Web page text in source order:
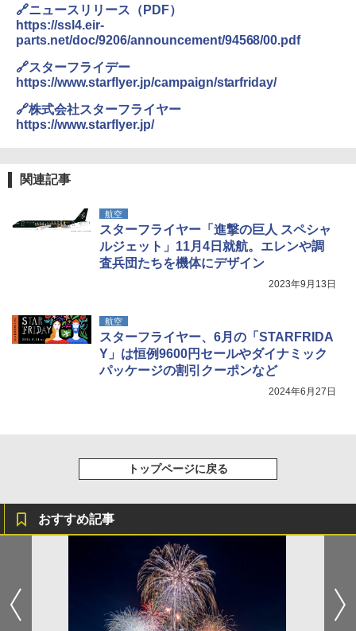
A26 地球の歩き方 チェコ ポーランド スロヴ
ァキア 2026～2027 地球の歩き方A ヨーロッ
パ
￥2,277
ENDLESS BASE 《めざましテレビで紹介》
テント ワンタッチ RENEW 幅200 2-3人用 43
500002(89232)
￥5,999
[キャンパーズコレクション 山善] 傘みたいに
広げるだけ パッとサッとテント ブラックコ
[キャンパーズコレクション 山善] 傘みたいに
広げるだけ パッとサッとテント キューブワ
イド ブラックコーティング フルクローズ メ
ッシュ 4人用 簡単設置 ポップアップテント P
￥-
GRANDOOR ステンレス保冷剤 2個セット 2
026リニューアル 急速冷凍 空間倍増 衛生的
￥2,980
￥1,180
電動エアーポンプ SUP用 20PSI 電動ポンプ
ゴムボート 空気入れ 空気抜き 自動停止 過熱
￥7,884
🔗ニュースリリース（PDF）
https://ssl4.eir-
parts.net/doc/9206/announcement/94568/00.pdf
🔗スターフライデー
https://www.starflyer.jp/campaign/starfriday/
🔗株式会社スターフライヤー
https://www.starflyer.jp/
関連記事
航空
スターフライヤー「進撃の巨人 スペシャ
ルジェット」11月4日就航。エレンや調
査兵団たちを機体にデザイン
2023年9月13日
航空
スターフライヤー、6月の「STARFRIDA
Y」は恒例9600円セールやダイナミック
パッケージの割引クーポンなど
2024年6月27日
トップページに戻る
おすすめ記事